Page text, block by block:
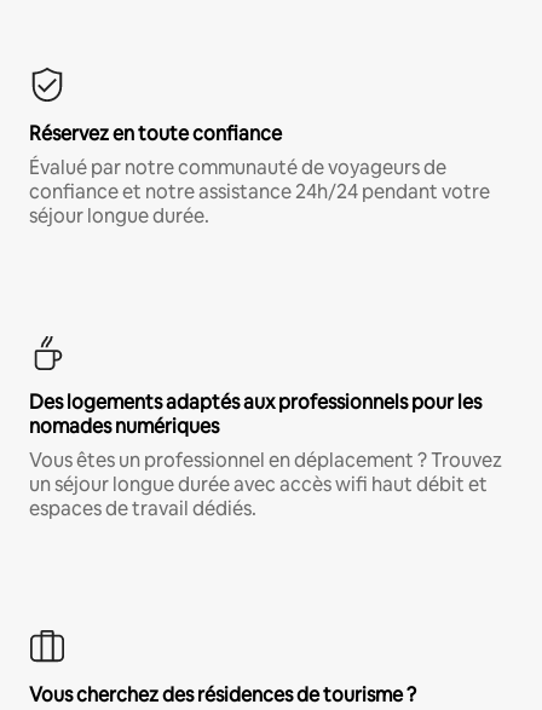
Réservez en toute confiance
Évalué par notre communauté de voyageurs de
confiance et notre assistance 24h/24 pendant votre
séjour longue durée.
Des logements adaptés aux professionnels pour les
nomades numériques
Vous êtes un professionnel en déplacement ? Trouvez
un séjour longue durée avec accès wifi haut débit et
espaces de travail dédiés.
Vous cherchez des résidences de tourisme ?